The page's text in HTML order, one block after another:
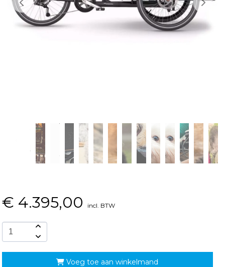
€ 4.395,00 incl. BTW
Voeg toe aan winkelmand